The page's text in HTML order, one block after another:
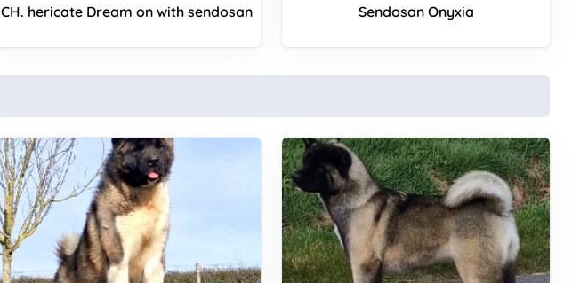
CH. hericate Dream on with sendosan Sendosan Onyxia